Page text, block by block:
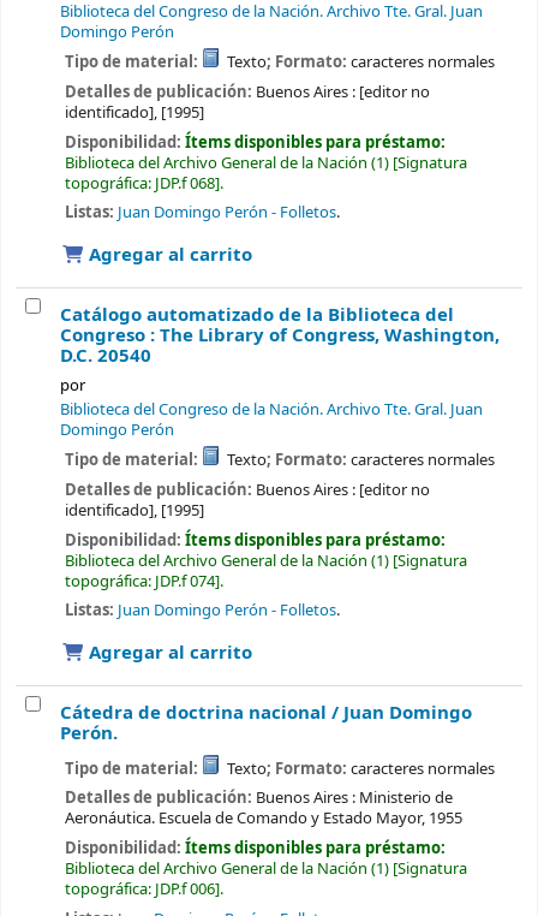
Biblioteca del Congreso de la Nación. Archivo Tte. Gral. Juan
Domingo Perón
Tipo de material: Texto; Formato:caracteres normales
Detalles de publicación: Buenos Aires : [editor no
identificado], [1995]
Disponibilidad: Ítems disponibles para préstamo:
Biblioteca del Archivo General de la Nación (1) Signatura
topográfica: JDP.f 068 .
Listas: Juan Domingo Perón - Folletos.
Agregar al carrito
Catálogo automatizado de la Biblioteca del
Congreso : The Library of Congress, Washington,
D.C. 20540
por
Biblioteca del Congreso de la Nación. Archivo Tte. Gral. Juan
Domingo Perón
Tipo de material: Texto; Formato:caracteres normales
Detalles de publicación: Buenos Aires : [editor no
identificado], [1995]
Disponibilidad: Ítems disponibles para préstamo:
Biblioteca del Archivo General de la Nación (1) Signatura
topográfica: JDP.f 074 .
Listas: Juan Domingo Perón - Folletos.
Agregar al carrito
Cátedra de doctrina nacional / Juan Domingo
Perón.
Tipo de material: Texto; Formato:caracteres normales
Detalles de publicación: Buenos Aires : Ministerio de
Aeronáutica. Escuela de Comando y Estado Mayor, 1955
Disponibilidad: Ítems disponibles para préstamo:
Biblioteca del Archivo General de la Nación (1) Signatura
topográfica: JDP.f 006 .